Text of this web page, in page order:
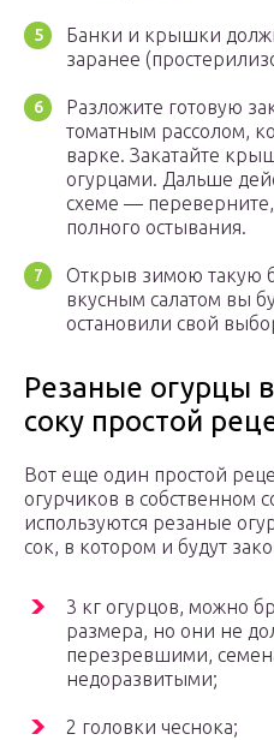
Банки и крышки
заранее
Разложите готовую
томатным рассолом,
варке. Закатайте
огурцами. Дальше
схеме — переверните,
полного остывания.
Открыв зимою такую
вкусным салатом вы
остановили свой
Резаные огурцы
соку простой
Вот еще один простой
огурчиков в собственном
используются резаные
сок, в котором и будут
3 кг огурцов, можно
размера, но они не
перезревшими,
недоразвитыми;
2 головки чеснока;